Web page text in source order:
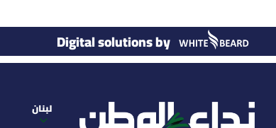
Digital solutions by
لبنان